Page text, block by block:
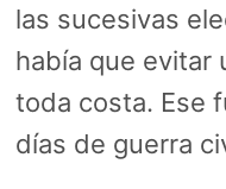
las sucesivas
había que evitar
toda costa. Ese
días de guerra